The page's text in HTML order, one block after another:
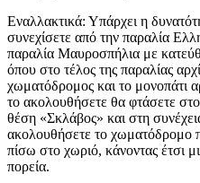
Εναλλακτικά: Υπάρχει η
συνεχίσετε από την παραλία
παραλία Μαυροσπήλια με
όπου στο τέλος της παραλίας
χωματόδρομος και το μονοπάτι
το ακολουθήσετε θα φτάσετε
θέση «Σκλάβος» και στη
ακολουθήσετε το χωματόδρομο
πίσω στο χωριό, κάνοντας έτσι
πορεία.